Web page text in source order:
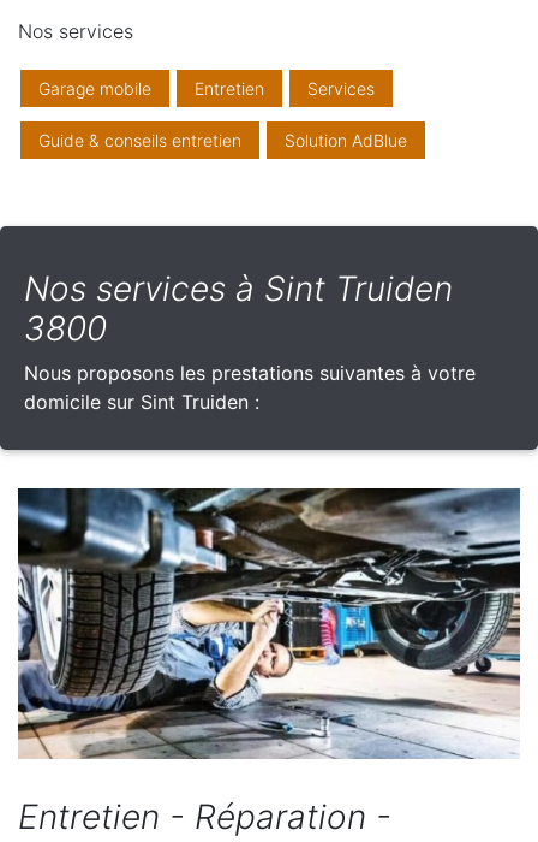
Nos services
Garage mobile Entretien Services
Guide & conseils entretien Solution AdBlue
Nos services à Sint Truiden
3800
Nous proposons les prestations suivantes à votre
domicile sur Sint Truiden :
Entretien - Réparation -